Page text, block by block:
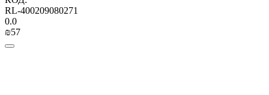
RL-400209080271
0.0
₪‍57‍